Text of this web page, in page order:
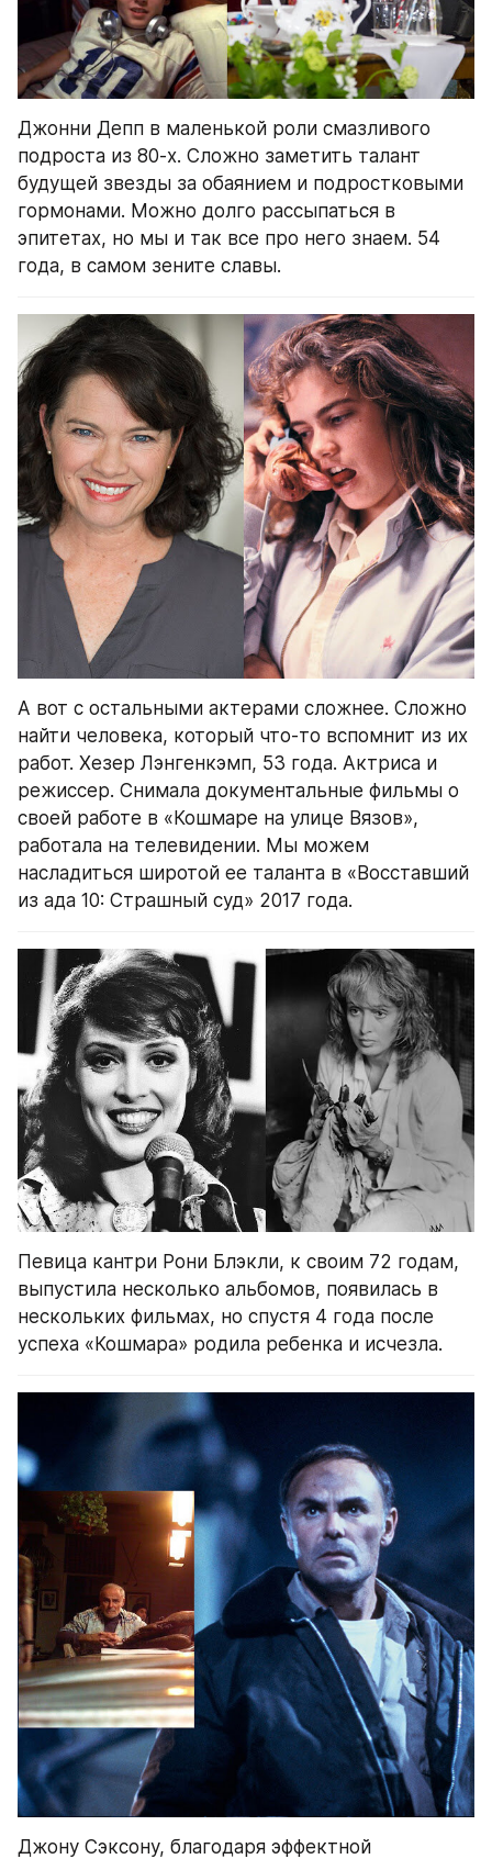
Джонни Депп в маленькой роли смазливого
подроста из 80-х. Сложно заметить талант
будущей звезды за обаянием и подростковыми
гормонами. Можно долго рассыпаться в
эпитетах, но мы и так все про него знаем. 54
года, в самом зените славы.
А вот с остальными актерами сложнее. Сложно
найти человека, который что-то вспомнит из их
работ. Хезер Лэнгенкэмп, 53 года. Актриса и
режиссер. Снимала документальные фильмы о
своей работе в «Кошмаре на улице Вязов»,
работала на телевидении. Мы можем
насладиться широтой ее таланта в «Восставший
из ада 10: Страшный суд» 2017 года.
Певица кантри Рони Блэкли, к своим 72 годам,
выпустила несколько альбомов, появилась в
нескольких фильмах, но спустя 4 года после
успеха «Кошмара» родила ребенка и исчезла.
Джону Сэксону, благодаря эффектной